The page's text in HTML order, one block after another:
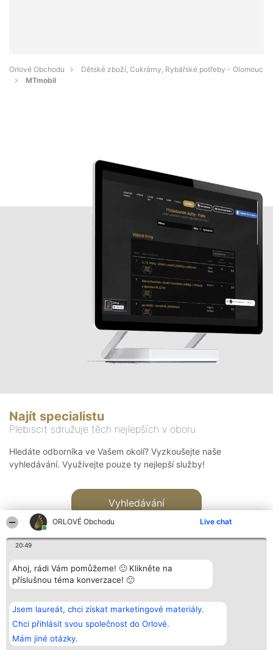
ORLOVÉ Obchodu Live chat
20:49
Ahoj, rádi Vám pomůžeme! 🙂 Klikněte na
příslušnou téma konverzace! 🙂
Jsem laureát, chci získat marketingové materiály.
Chci přihlásit svou společnost do Orlové.
Mám jiné otázky.
Orlové Obchodu
Dětské zboží, Cukrárny, Rybářské potřeby - Olomouc
MTmobil
Najít specialistu
Plebiscit sdružuje těch nejlepších v oboru
Hledáte odborníka ve Vašem okolí? Vyzkoušejte naše
vyhledávání. Využívejte pouze ty nejlepší služby!
Vyhledávání
Bright Side Solutions sp. z o.
o. sp. k.
ul. Ruska 22
Wrocław 50-079
KRS 0000749100 | Regon
381313360 | NIP 8943132676
Vítězové
Seznam všech
laureátů
Zásady
Zásady
Kontakt